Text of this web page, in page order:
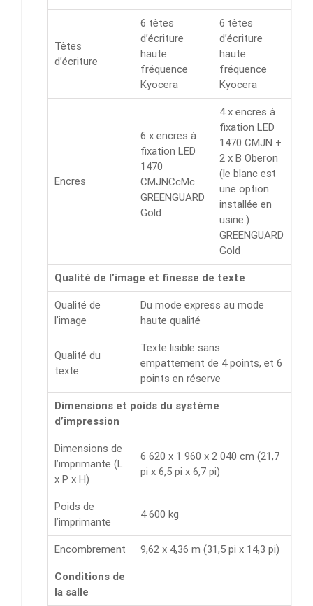
Têtes
d’écriture
6 têtes
d’écriture
haute
fréquence
Kyocera
6 têtes
d’écriture
haute
fréquence
Kyocera
Encres
6 x encres à
fixation LED
1470
CMJNCcMc
GREENGUARD
Gold
4 x encres à
fixation LED
1470 CMJN +
2 x B Oberon
(le blanc est
une option
installée en
usine.)
GREENGUARD
Gold
Qualité de l’image et finesse de texte
Qualité de
l’image
Du mode express au mode
haute qualité
Qualité du
texte
Texte lisible sans
empattement de 4 points, et 6
points en réserve
Dimensions et poids du système
d’impression
Dimensions de
l’imprimante (L
x P x H)
6 620 x 1 960 x 2 040 cm (21,7
pi x 6,5 pi x 6,7 pi)
Poids de
l’imprimante
4 600 kg
Encombrement 9,62 x 4,36 m (31,5 pi x 14,3 pi)
Conditions de
la salle